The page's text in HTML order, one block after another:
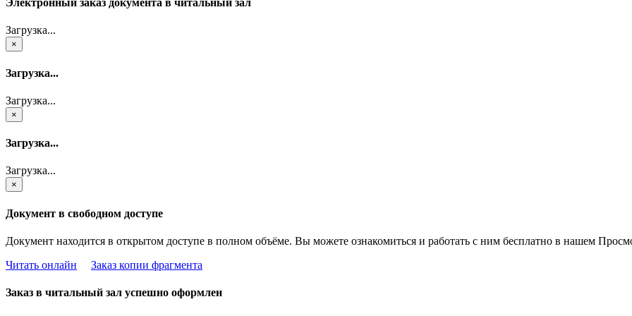
Электронный заказ документа в читальный зал
Загрузка...
×
Загрузка...
Загрузка...
×
Загрузка...
Загрузка...
×
Документ в свободном доступе
Документ находится в открытом доступе в полном объёме. Вы можете ознакомиться и работать с ним бесплатно в нашем
Читать онлайн
Заказ копии фрагмента
Заказ в читальный зал успешно оформлен